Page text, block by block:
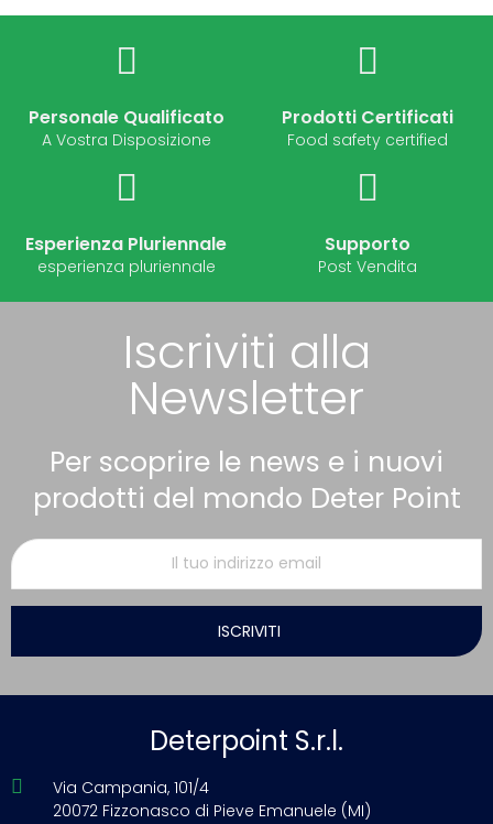
Personale Qualificato
A Vostra Disposizione
Prodotti Certificati
Food safety certified
Esperienza Pluriennale
esperienza pluriennale
Supporto
Post Vendita
Iscriviti alla
Newsletter
Per scoprire le news e i nuovi
prodotti del mondo Deter Point
ISCRIVITI
Deterpoint S.r.l.
Via Campania, 101/4
20072 Fizzonasco di Pieve Emanuele (MI)